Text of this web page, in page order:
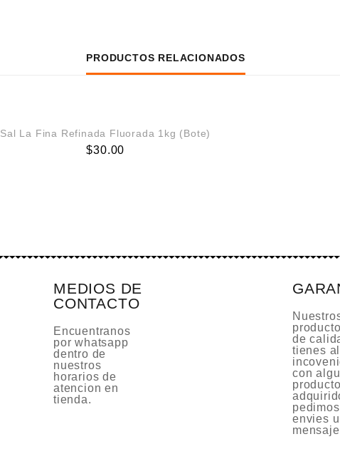
PRODUCTOS RELACIONADOS
Sal La Fina Refinada Fluorada 1kg (Bote)
$30.00
MEDIOS DE
CONTACTO
Encuentranos
por whatsapp
dentro de
nuestros
horarios de
atencion en
tienda.
de
tienes
con
producto
envies